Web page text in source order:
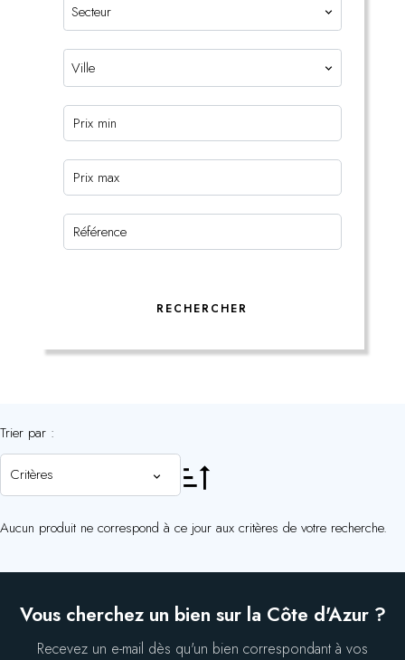
Secteur
Ville
RECHERCHER
Trier par :
Critères
Aucun produit ne correspond à ce jour aux critères de votre recherche.
Vous cherchez un bien sur la Côte d'Azur ?
Recevez un e-mail dès qu'un bien correspondant à vos